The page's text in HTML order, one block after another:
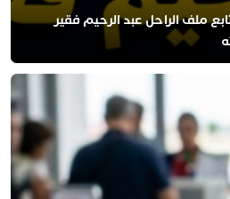
ملف الراحل عبد الرحيم فقير